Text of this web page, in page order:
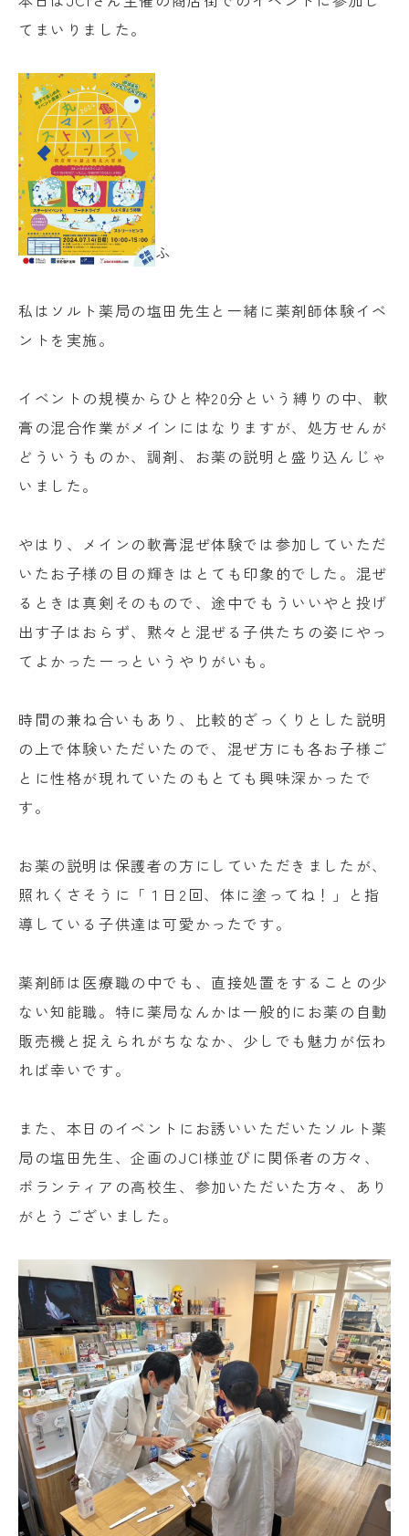
てまいりました。
ふ
私はソルト薬局の塩田先生と一緒に薬剤師体験イベ
ントを実施。
イベントの規模からひと枠20分という縛りの中、軟
膏の混合作業がメインにはなりますが、処方せんが
どういうものか、調剤、お薬の説明と盛り込んじゃ
いました。
やはり、メインの軟膏混ぜ体験では参加していただ
いたお子様の目の輝きはとても印象的でした。混ぜ
るときは真剣そのもので、途中でもういいやと投げ
出す子はおらず、黙々と混ぜる子供たちの姿にやっ
てよかったーっというやりがいも。
時間の兼ね合いもあり、比較的ざっくりとした説明
の上で体験いただいたので、混ぜ方にも各お子様ご
とに性格が現れていたのもとても興味深かったで
す。
お薬の説明は保護者の方にしていただきましたが、
照れくさそうに「１日2回、体に塗ってね！」と指
導している子供達は可愛かったです。
薬剤師は医療職の中でも、直接処置をすることの少
ない知能職。特に薬局なんかは一般的にお薬の自動
販売機と捉えられがちななか、少しでも魅力が伝わ
れば幸いです。
また、本日のイベントにお誘いいただいたソルト薬
局の塩田先生、企画のJCI様並びに関係者の方々、
ボランティアの高校生、参加いただいた方々、あり
がとうございました。